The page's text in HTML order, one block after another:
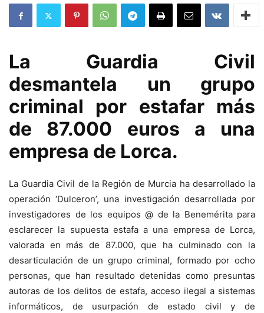
La Guardia Civil
desmantela un grupo
criminal por estafar más
de 87.000 euros a una
empresa de Lorca.
La Guardia Civil de la Región de Murcia ha desarrollado la
operación ‘Dulceron’, una investigación desarrollada por
investigadores de los equipos @ de la Benemérita para
esclarecer la supuesta estafa a una empresa de Lorca,
valorada en más de 87.000, que ha culminado con la
desarticulación de un grupo criminal, formado por ocho
personas, que han resultado detenidas como presuntas
autoras de los delitos de estafa, acceso ilegal a sistemas
informáticos, de usurpación de estado civil y de